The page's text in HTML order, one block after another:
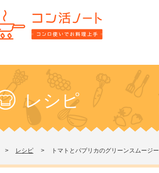
レシピ
レシピ トマトとパプリカのグリーンスムージー